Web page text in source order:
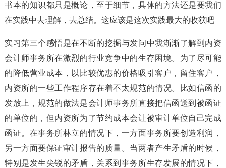
书本的知识都只是概论，至于细节，具体的方法还是要我们
在实践中去理解，去总结。这应该是这次实践最大的收获吧
实习第三个感悟是在不断的挖掘与发问中我渐渐了解到内资
会计师事务所在激烈的行业竞争中的生存困境。为了尽可能
的降低营业成本，以比较优惠的价格吸引客户，留住客户，
内资所的一些工作程序存在着不太规范的情况。比如信函的
发放上，规范的做法是会计师事务所直接把信函送到被函证
的单位的，但内资所为了节约成本会让被审计单位自己完成
函证。在事务所林立的情况下，一方面事务所要创造利润，
另一方面要保证审计报告的质量。当两者产生矛盾的时候，
特别是发生尖锐的矛盾，关系到事务所生存发展的情况下，